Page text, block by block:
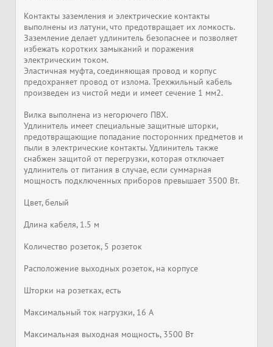
Контакты заземления и электрические контакты
выполнены из латуни, что предотвращает их ломкость.
Заземление делает удлинитель безопаснее и позволяет
избежать коротких замыканий и поражения
электрическим током.
Эластичная муфта, соединяющая провод и корпус
предохраняет провод от излома. Трехжильный кабель
произведен из чистой меди и имеет сечение 1 мм2.
Вилка выполнена из негорючего ПВХ.
Удлинитель имеет специальные защитные шторки,
предотвращающие попадание посторонних предметов и
пыли в электрические контакты. Удлинитель также
снабжен защитой от перегрузки, которая отключает
удлинитель от питания в случае, если суммарная
мощность подключенных приборов превышает 3500 Вт.
Цвет, белый
Длина кабеля, 1.5 м
Количество розеток, 5 розеток
Расположение выходных розеток, на корпусе
Шторки на розетках, есть
Максимальный ток нагрузки, 16 А
Максимальная выходная мощность, 3500 Вт